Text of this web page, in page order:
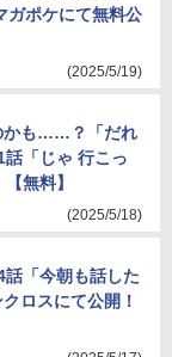
ガポケにて無料公
(2025/5/19)
かも……？「だれ
「じゃ 行こっ
無料】
(2025/5/18)
話「今朝も話した
ロスにて公開！